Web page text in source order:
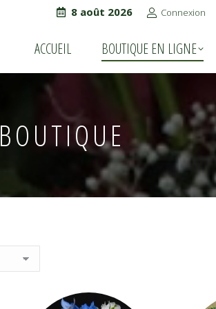
8 août 2026 Connexion
ACCUEIL BOUTIQUE EN LIGNE
BOUTIQUE
ACCUEIL BOUTIQUE EN LIGNE